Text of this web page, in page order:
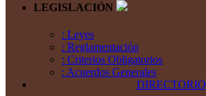
LEGISLACIÓN
: Leyes
: Reglamentación
: Criterios Obligatorios
: Acuerdos Generales
DIRECTORIO